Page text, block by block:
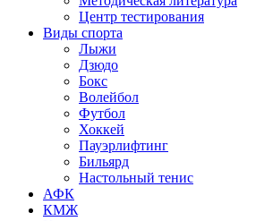
Центр тестирования
Виды спорта
Лыжи
Дзюдо
Бокс
Волейбол
Футбол
Хоккей
Пауэрлифтинг
Бильярд
Настольный тенис
АФК
КМЖ